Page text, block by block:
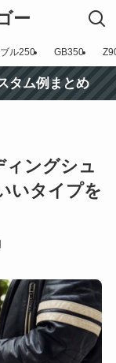
ー
ル250 GB350
タム例まとめ
ィングシュ
いタイプを